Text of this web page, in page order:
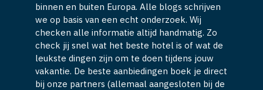
binnen en buiten Europa. Alle blogs schrijven
we op basis van een echt onderzoek. Wij
checken alle informatie altijd handmatig. Zo
check jij snel wat het beste hotel is of wat de
leukste dingen zijn om te doen tijdens jouw
vakantie. De beste aanbiedingen boek je direct
bij onze partners (allemaal aangesloten bij de